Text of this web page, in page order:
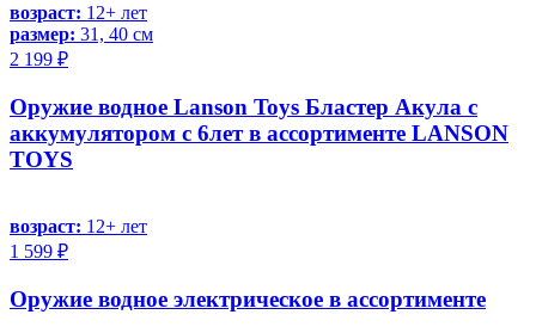
возраст: 12+ лет
размер: 31, 40 см
2 199 ₽
Оружие водное Lanson Toys Бластер Акула с
аккумулятором с 6лет в ассортименте LANSON
TOYS
возраст: 12+ лет
1 599 ₽
Оружие водное электрическое в ассортименте